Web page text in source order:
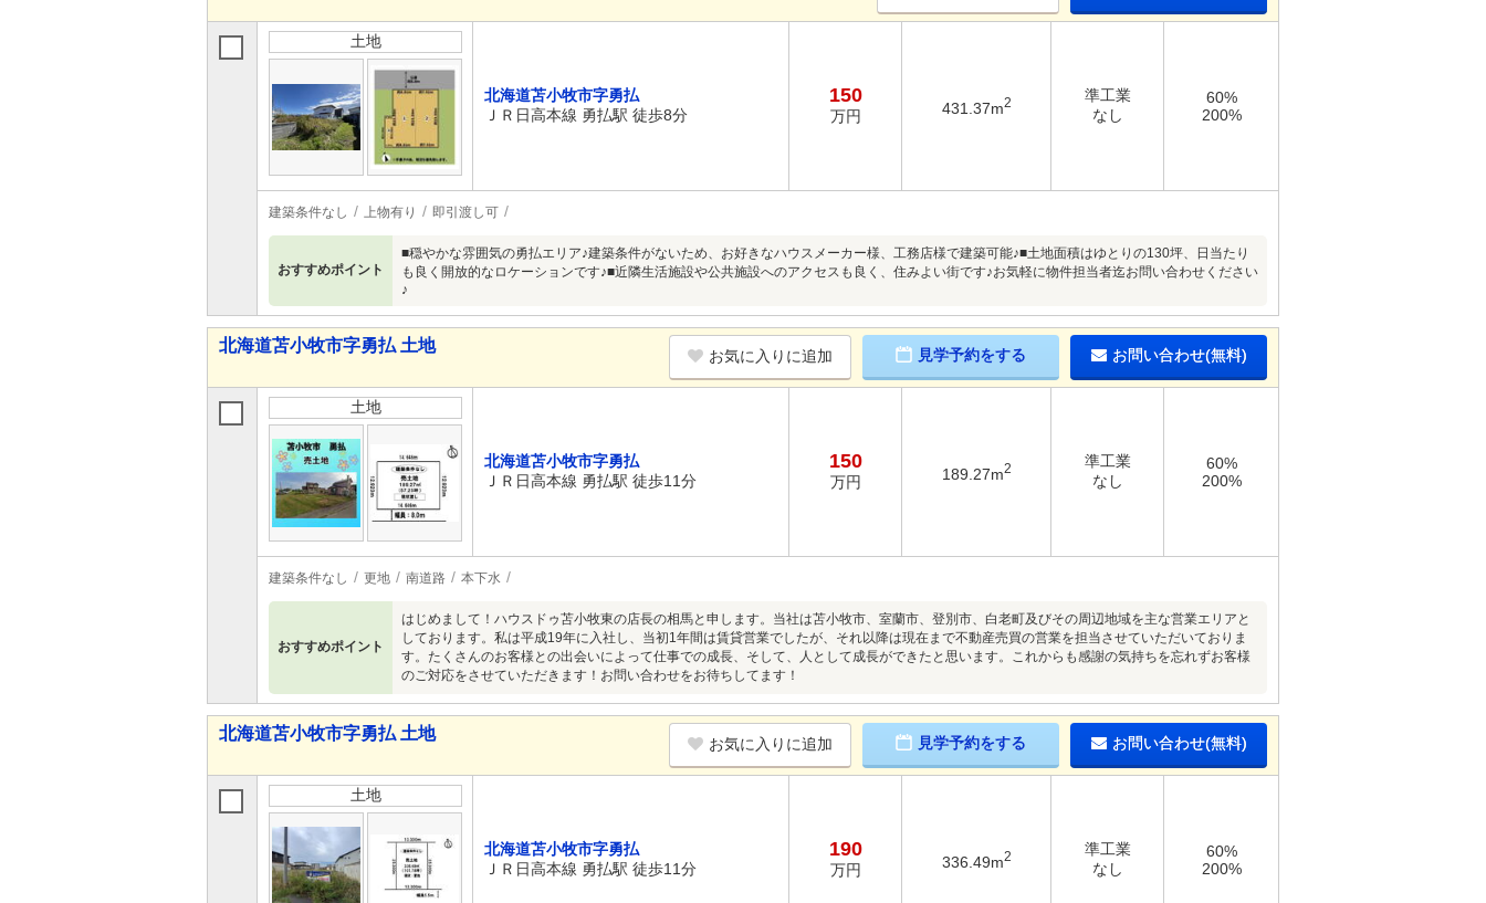
土地
北海道苫小牧市字勇払
ＪＲ日高本線 勇払駅 徒歩8分
150
万円 431.37m2
準工業
なし
60%
200%
建築条件なし 上物有り 即引渡し可
おすすめポイント
■穏やかな雰囲気の勇払エリア♪建築条件がないため、お好きなハウスメーカー様、工務店様で建築可能♪■土地面積はゆとりの130坪、日当たり
も良く開放的なロケーションです♪■近隣生活施設や公共施設へのアクセスも良く、住みよい街です♪お気軽に物件担当者迄お問い合わせください
♪
北海道苫小牧市字勇払 土地
お気に入りに追加 見学予約をする お問い合わせ(無料)
土地
北海道苫小牧市字勇払
ＪＲ日高本線 勇払駅 徒歩11分
150
万円 189.27m2
準工業
なし
60%
200%
建築条件なし 更地 南道路 本下水
おすすめポイント
はじめまして！ハウスドゥ苫小牧東の店長の相馬と申します。当社は苫小牧市、室蘭市、登別市、白老町及びその周辺地域を主な営業エリアと
しております。私は平成19年に入社し、当初1年間は賃貸営業でしたが、それ以降は現在まで不動産売買の営業を担当させていただいておりま
す。たくさんのお客様との出会いによって仕事での成長、そして、人として成長ができたと思います。これからも感謝の気持ちを忘れずお客様
のご対応をさせていただきます！お問い合わせをお待ちしてます！
北海道苫小牧市字勇払 土地
お気に入りに追加 見学予約をする お問い合わせ(無料)
土地
北海道苫小牧市字勇払
ＪＲ日高本線 勇払駅 徒歩11分
190
万円 336.49m2
準工業
なし
60%
200%